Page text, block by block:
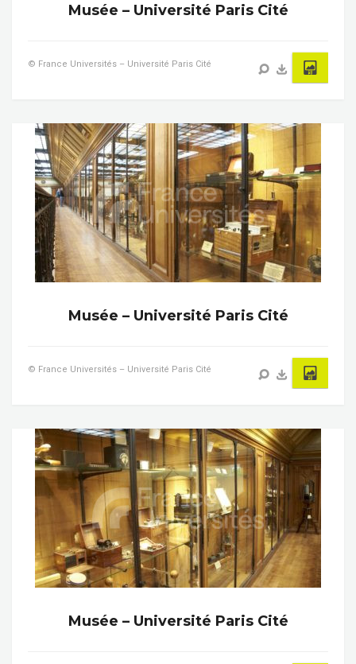
Musée – Université Paris Cité
© France Universités – Université Paris Cité
Musée – Université Paris Cité
© France Universités – Université Paris Cité
Musée – Université Paris Cité